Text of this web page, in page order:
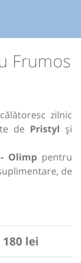
Frumos
zilnic
de Pristyl și
Olimp pentru
de
180 lei